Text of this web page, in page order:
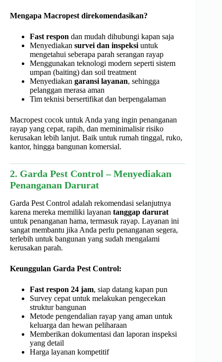
Mengapa Macropest direkomendasikan?
Fast respon dan mudah dihubungi kapan saja
Menyediakan survei dan inspeksi untuk
mengetahui seberapa parah serangan rayap
Menggunakan teknologi modern seperti sistem
umpan (baiting) dan soil treatment
Menyediakan garansi layanan, sehingga
pelanggan merasa aman
Tim teknisi bersertifikat dan berpengalaman
Macropest cocok untuk Anda yang ingin penanganan
rayap yang cepat, rapih, dan meminimalisir risiko
kerusakan lebih lanjut. Baik untuk rumah tinggal, ruko,
kantor, hingga bangunan komersial.
2. Garda Pest Control – Menyediakan
Penanganan Darurat
Garda Pest Control adalah rekomendasi selanjutnya
karena mereka memiliki layanan tanggap darurat
untuk penanganan hama, termasuk rayap. Layanan ini
sangat membantu jika Anda perlu penanganan segera,
terlebih untuk bangunan yang sudah mengalami
kerusakan parah.
Keunggulan Garda Pest Control:
Fast respon 24 jam, siap datang kapan pun
Survey cepat untuk melakukan pengecekan
struktur bangunan
Metode pengendalian rayap yang aman untuk
keluarga dan hewan peliharaan
Memberikan dokumentasi dan laporan inspeksi
yang detail
Harga layanan kompetitif